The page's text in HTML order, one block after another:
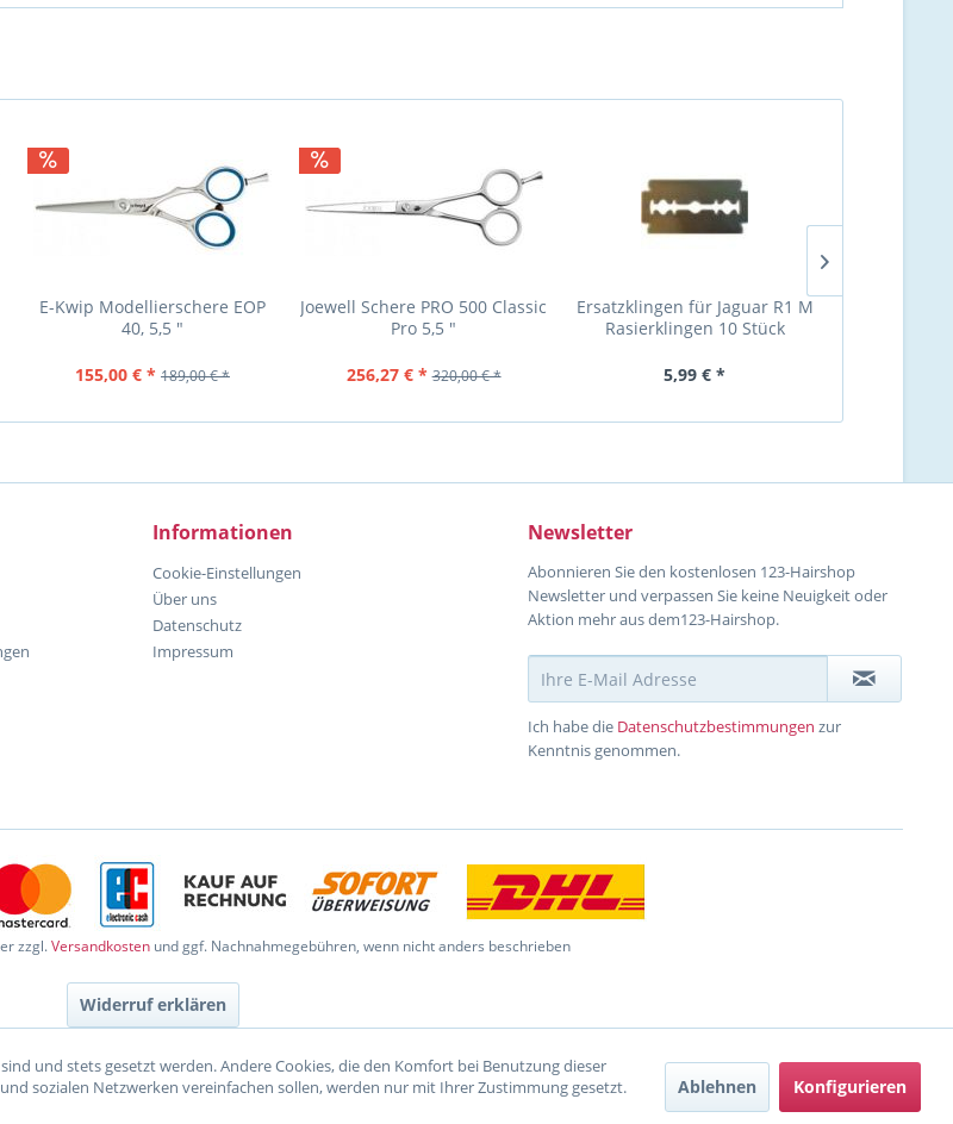
E-Kwip Modellierschere EOP
40, 5,5 "
155,00 € * 189,00 € *
Joewell Schere PRO 500 Classic
Pro 5,5 "
256,27 € * 320,00 € *
Ersatzklingen für Jaguar R1 M
Rasierklingen 10 Stück
5,99 € *
Informationen
Cookie-Einstellungen
Über uns
Datenschutz
Impressum
Newsletter
Abonnieren Sie den kostenlosen 123-Hairshop
Newsletter und verpassen Sie keine Neuigkeit oder
Aktion mehr aus dem123-Hairshop.
Ich habe die Datenschutzbestimmungen zur
Kenntnis genommen.
zzgl.Versandkostenund ggf. Nachnahmegebühren, wenn nicht anders beschrieben
Widerruf erklären
und stets gesetzt werden. Andere Cookies, die den Komfort bei Benutzung dieser
sozialen Netzwerken vereinfachen sollen, werden nur mit Ihrer Zustimmung gesetzt.
Ablehnen Konfigurieren